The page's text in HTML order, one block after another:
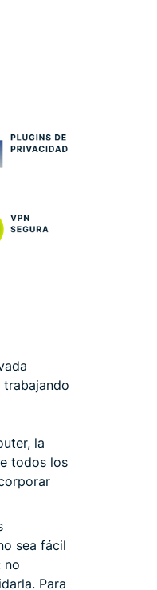
trabajando
la
todos los
sea fácil
no
Para